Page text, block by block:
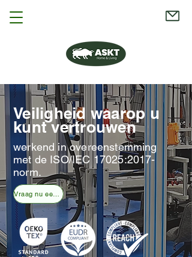
Veiligheid waarop u
kunt vertrouwen
werkend in overeenstemming
met de ISO/IEC 17025:2017-
norm.
Vraag nu een vraag aan